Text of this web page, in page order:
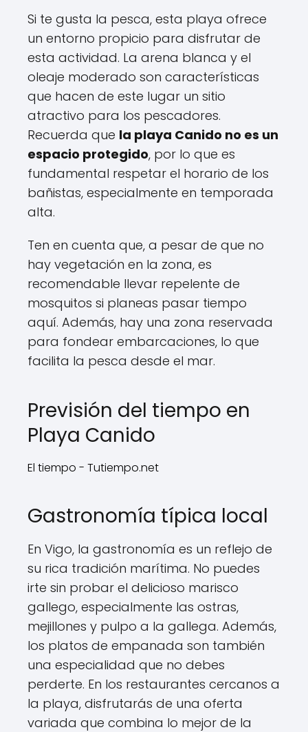
Si te gusta la pesca, esta playa ofrece
un entorno propicio para disfrutar de
esta actividad. La arena blanca y el
oleaje moderado son características
que hacen de este lugar un sitio
atractivo para los pescadores.
Recuerda que la playa Canido no es un
espacio protegido, por lo que es
fundamental respetar el horario de los
bañistas, especialmente en temporada
alta.
Ten en cuenta que, a pesar de que no
hay vegetación en la zona, es
recomendable llevar repelente de
mosquitos si planeas pasar tiempo
aquí. Además, hay una zona reservada
para fondear embarcaciones, lo que
facilita la pesca desde el mar.
Previsión del tiempo en
Playa Canido
El tiempo - Tutiempo.net
Gastronomía típica local
En Vigo, la gastronomía es un reflejo de
su rica tradición marítima. No puedes
irte sin probar el delicioso marisco
gallego, especialmente las ostras,
mejillones y pulpo a la gallega. Además,
los platos de empanada son también
una especialidad que no debes
perderte. En los restaurantes cercanos a
la playa, disfrutarás de una oferta
variada que combina lo mejor de la